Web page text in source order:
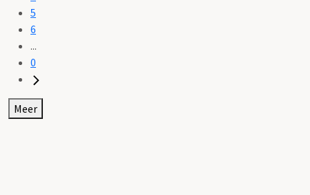
5
6
...
0
Meer